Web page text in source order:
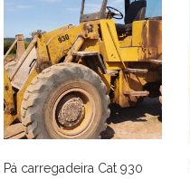
Pá carregadeira Cat 930